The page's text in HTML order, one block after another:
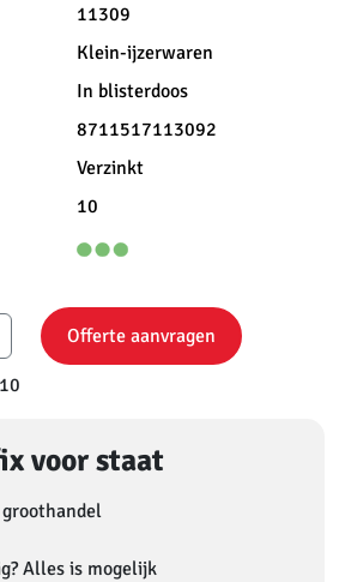
11309
Klein-ijzerwaren
In blisterdoos
8711517113092
Verzinkt
10
Offerte aanvragen
voor staat
Alles is mogelijk